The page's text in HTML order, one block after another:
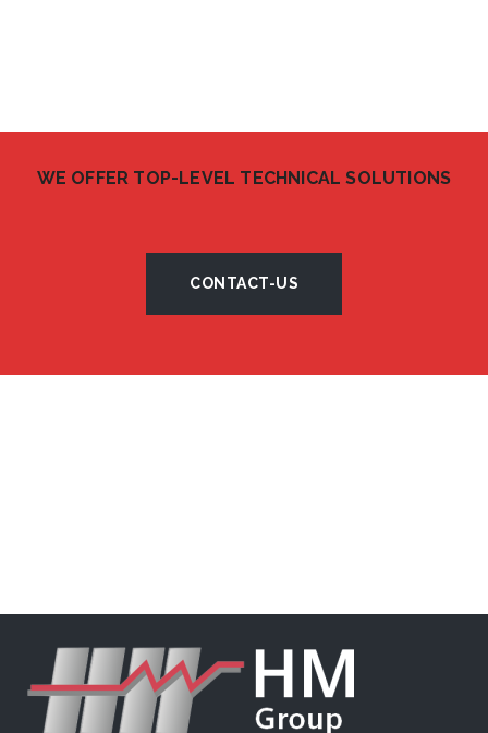
WE OFFER TOP-LEVEL TECHNICAL SOLUTIONS
CONTACT-US